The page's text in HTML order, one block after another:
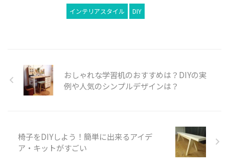
インテリアスタイル DIY
おしゃれな学習机のおすすめは？DIYの実
例や人気のシンプルデザインは？
椅子をDIYしよう！簡単に出来るアイデ
ア・キットがすごい